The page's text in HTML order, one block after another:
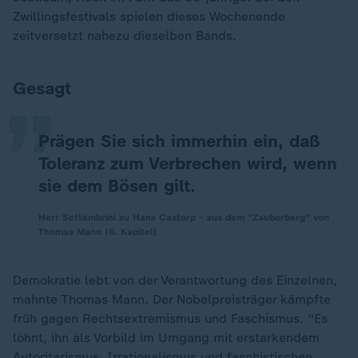
Zwillingsfestivals spielen dieses Wochenende
zeitversetzt nahezu dieselben Bands.
Gesagt
Prägen Sie sich immerhin ein, daß
Toleranz zum Verbrechen wird, wenn
sie dem Bösen gilt.
„
Demokratie lebt von der Verantwortung des Einzelnen,
mahnte Thomas Mann. Der Nobelpreisträger kämpfte
früh gegen Rechtsextremismus und Faschismus. "Es
lohnt, ihn als Vorbild im Umgang mit erstarkendem